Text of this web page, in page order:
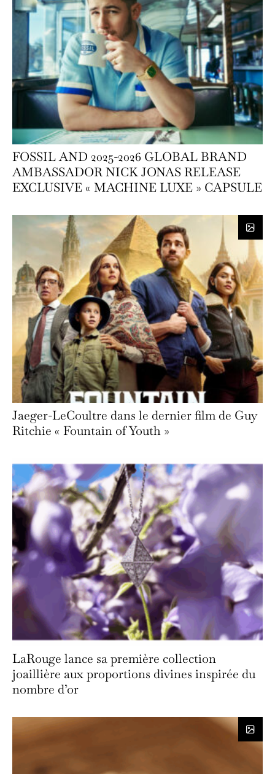
FOSSIL AND 2025-2026 GLOBAL BRAND
AMBASSADOR NICK JONAS RELEASE
EXCLUSIVE « MACHINE LUXE » CAPSULE
Jaeger-LeCoultre dans le dernier film de Guy
Ritchie « Fountain of Youth »
LaRouge lance sa première collection
joaillière aux proportions divines inspirée du
nombre d’or